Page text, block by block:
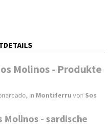
Molinos - Produkte
in Montiferru von Sos
Molinos - sardische